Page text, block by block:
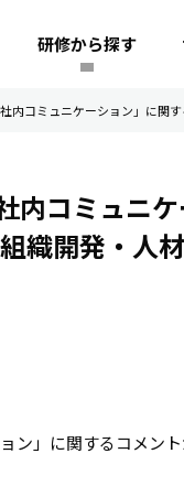
研修から探す
内コミュニケーション」に関
内コミュニ
組織開発・人
ン」に関するコメン